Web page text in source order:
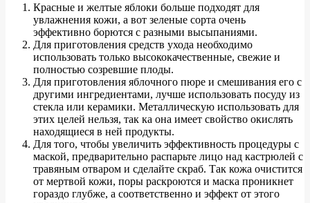
Красные и желтые яблоки больше подходят для
увлажнения кожи, а вот зеленые сорта очень
эффективно борются с разными высыпаниями.
Для приготовления средств ухода необходимо
использовать только высококачественные, свежие и
полностью созревшие плоды.
Для приготовления яблочного пюре и смешивания его с
другими ингредиентами, лучше использовать посуду из
стекла или керамики. Металлическую использовать для
этих целей нельзя, так ка она имеет свойство окислять
находящиеся в ней продукты.
Для того, чтобы увеличить эффективность процедуры с
маской, предварительно распарьте лицо над кастрюлей с
травяным отваром и сделайте скраб. Так кожа очистится
от мертвой кожи, поры раскроются и маска проникнет
гораздо глубже, а соответственно и эффект от этого